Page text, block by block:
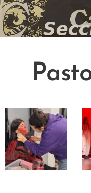
.